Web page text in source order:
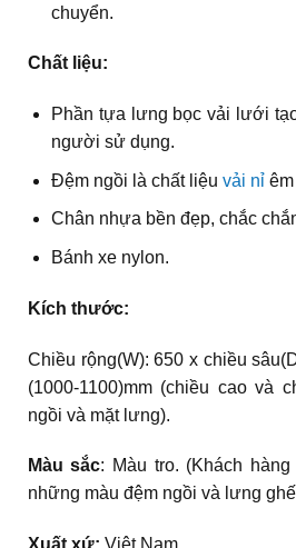
chuyển.
Chất liệu:
Phần tựa lưng bọc vải lưới
người sử dụng.
Đệm ngồi là chất liệu vải nỉêm
Chân nhựa bền đẹp, chắc
Bánh xe nylon.
Kích thước:
Chiều rộng(W): 650 x chiều
(1000-1100)mm (chiều cao và
ngồi và mặt lưng).
Màu sắc: Màu tro. (Khách
những màu đệm ngồi và lưng